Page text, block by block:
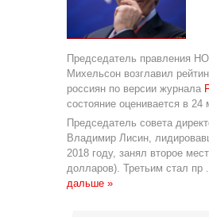
Председатель правления
Михельсон возглавил
россиян по версии журнала
состояние оценивается в 24
Председатель совета
Владимир Лисин,
2018 году, занял второе
долларов). Третьим стал пр
дальше »